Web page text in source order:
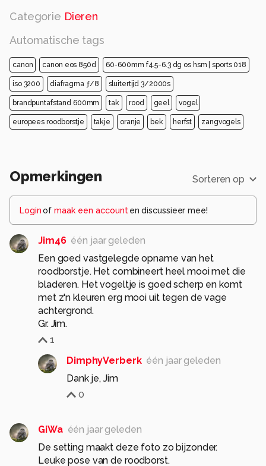
Categorie Dieren
Automatische tags
canon canon eos 850d 60-600mm f4.5-6.3 dg os hsm | sports 018
iso 3200 diafragma ƒ/8 sluitertijd 3/2000s
brandpuntafstand 600mm tak rood geel vogel
europees roodborstje takje oranje bek herfst zangvogels
Opmerkingen Sorteren op
Loginof maak een account en discussieer mee!
Jim46 één jaar geleden
Een goed vastgelegde opname van het
roodborstje. Het combineert heel mooi met die
bladeren. Het vogeltje is goed scherp en komt
met z'n kleuren erg mooi uit tegen de vage
achtergrond.
Gr. Jim.
1
DimphyVerberk één jaar geleden
Dank je, Jim
0
GiWa één jaar geleden
De setting maakt deze foto zo bijzonder.
Leuke pose van de roodborst.